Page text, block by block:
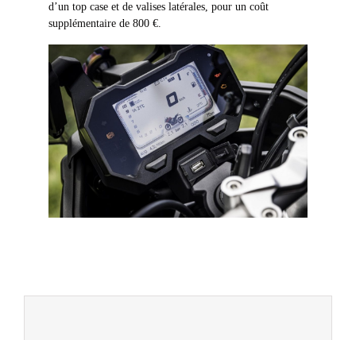
d’un top case et de valises latérales, pour un coût
supplémentaire de 800 €.